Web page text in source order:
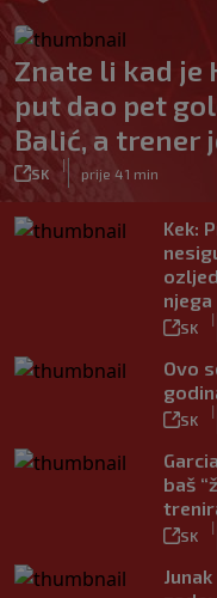
Znate li kad je
put dao pet
Balić, a trener
SK
|
prije 41 min
Kek:
njega
SK
|
Ovo
SK
|
baš
SK
|